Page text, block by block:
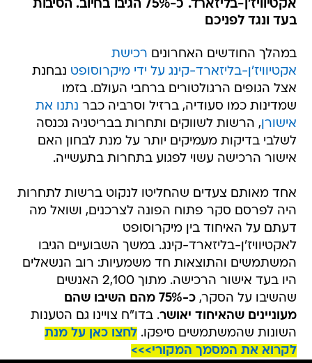
אקטיוויז'ן-בליזארד. כ-75% הגיבו בחיוב. הסיבות
בעד ונגד לפניכם
במהלך החודשים האחרונים רכישת
אקטיוויז'ן-בליזארד-קינג על ידי מיקרוסופט נבחנת
אצל הגופים הרגולטורים ברחבי העולם. בזמו
שמדינות כמו סעודיה, ברזיל וסרביה כבר נתנו את
אישורן, הרשות לשווקים ותחרות בבריטניה נכנסה
לשלבי בדיקות מעמיקים יותר על מנת לבחון האם
אישור הרכישה עשוי לפגוע בתחרות בתעשייה.
אחד מאותם צעדים שהחליטו לנקוט ברשות לתחרות
היה לפרסם סקר פתוח הפונה לצרכנים, ושואל מה
דעתם על האיחוד בין מיקרוסופט
לאקטיוויז'ן-בליזארד-קינג. במשך השבועיים הגיבו
המשתמשים והתוצאות חד משמעיות: רוב הנשאלים
היו בעד אישור הרכישה. מתוך 2,100 האנשים
שהשיבו על הסקר,
כ-75% מהם השיבו שהם
מעוניינים שהאיחוד יאושר. בדו"ח צויינו גם הטענות
השונות שהמשתמשים סיפקו.לחצו כאן על מנת
לקרוא את המסמך המקורי>>>